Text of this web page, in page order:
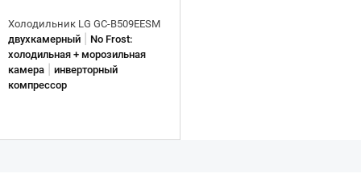
Холодильник LG GC-B509EESM
двухкамерный
No Frost:
холодильная + морозильная
камера
инверторный
компрессор